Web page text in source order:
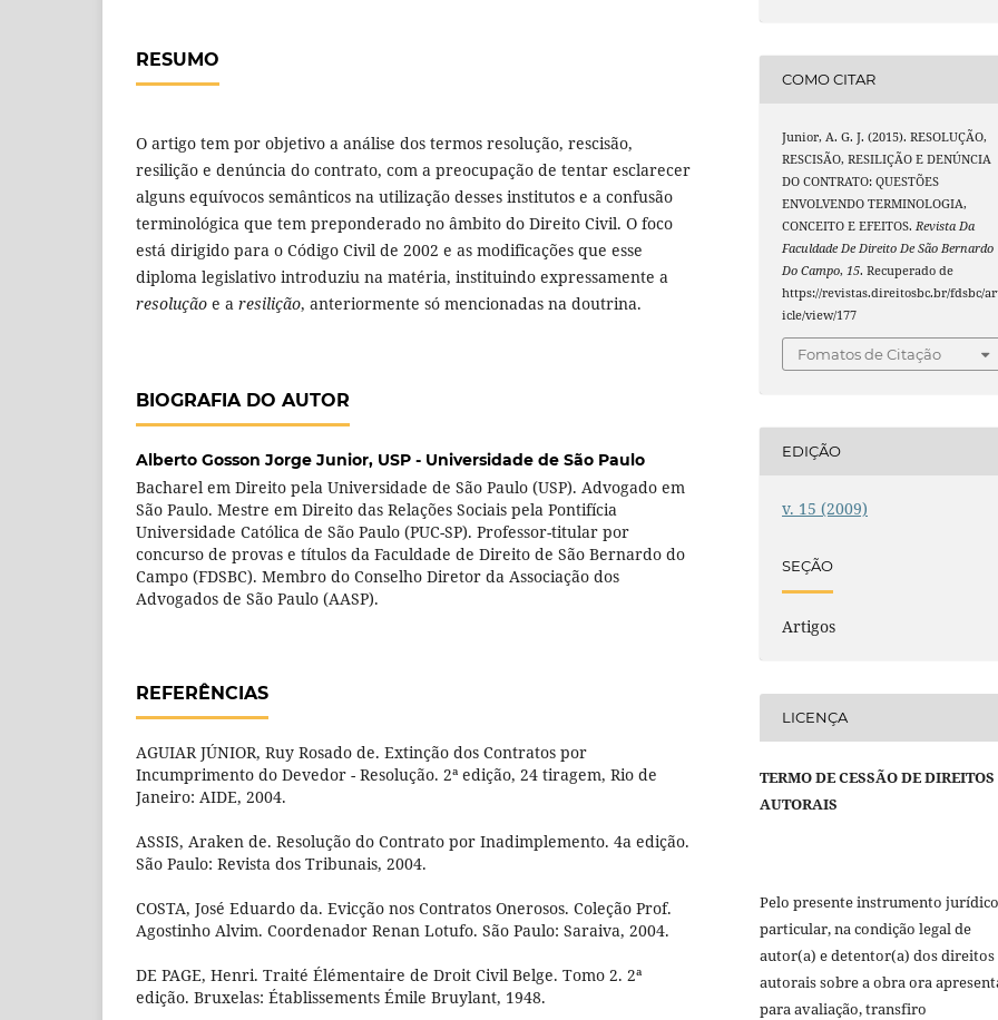
RESUMO
O artigo tem por objetivo a análise dos termos resolução, rescisão,
resilição e denúncia do contrato, com a preocupação de tentar esclarecer
alguns equívocos semânticos na utilização desses institutos e a confusão
terminológica que tem preponderado no âmbito do Direito Civil. O foco
está dirigido para o Código Civil de 2002 e as modificações que esse
diploma legislativo introduziu na matéria, instituindo expressamente a
resolução e a resilição, anteriormente só mencionadas na doutrina.
BIOGRAFIA DO AUTOR
Alberto Gosson Jorge Junior, USP - Universidade de São Paulo
Bacharel em Direito pela Universidade de São Paulo (USP). Advogado em
São Paulo. Mestre em Direito das Relações Sociais pela Pontifícia
Universidade Católica de São Paulo (PUC-SP). Professor-titular por
concurso de provas e títulos da Faculdade de Direito de São Bernardo do
Campo (FDSBC). Membro do Conselho Diretor da Associação dos
Advogados de São Paulo (AASP).
REFERÊNCIAS
AGUIAR JÚNIOR, Ruy Rosado de. Extinção dos Contratos por
Incumprimento do Devedor - Resolução. 2ª edição, 24 tiragem, Rio de
Janeiro: AIDE, 2004.
ASSIS, Araken de. Resolução do Contrato por Inadimplemento. 4a edição.
São Paulo: Revista dos Tribunais, 2004.
COSTA, José Eduardo da. Evicção nos Contratos Onerosos. Coleção Prof.
Agostinho Alvim. Coordenador Renan Lotufo. São Paulo: Saraiva, 2004.
DE PAGE, Henri. Traité Élémentaire de Droit Civil Belge. Tomo 2. 2ª
edição. Bruxelas: Établissements Émile Bruylant, 1948.
COMO CITAR
Junior, A. G. J. (2015). RESOLUÇÃO,
RESCISÃO, RESILIÇÃO E DENÚNCIA
DO CONTRATO: QUESTÕES
ENVOLVENDO TERMINOLOGIA,
CONCEITO E EFEITOS.Revista Da
Faculdade De Direito De São Bernardo
Do Campo,15. Recuperado de
https://revistas.direitosbc.br/fdsbc/
icle/view/177
Fomatos de Citação
EDIÇÃO
v. 15 (2009)
SEÇÃO
Artigos
LICENÇA
TERMO DE CESSÃO DE DIREITOS
AUTORAIS
Pelo presente instrumento jurídico
particular, na condição legal de
autor(a) e detentor(a) dos direitos
autorais sobre a obra ora
para avaliação, transfiro